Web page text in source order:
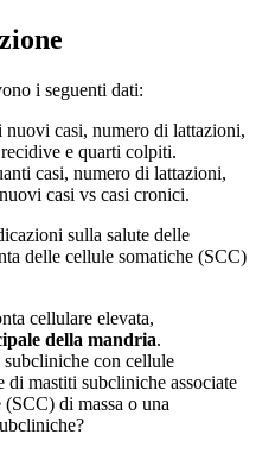
i seguenti dati:
nuovi casi, numero di lattazioni,
e quarti colpiti.
casi, numero di lattazioni,
casi vs casi cronici.
sulla salute delle
delle cellule somatiche (SCC)
cellulare elevata,
della mandria.
con cellule
di mastiti subcliniche associate
di massa o una